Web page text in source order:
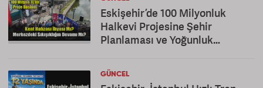
Eskişehir’de 100 Milyonluk
Halkevi Projesine Şehir
Planlaması ve Yoğunluk
GÜNCEL